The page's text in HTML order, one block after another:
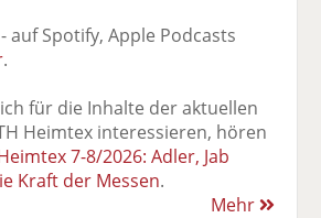
auf Spotify, Apple Podcasts
.
für die Inhalte der aktuellen
Heimtex interessieren, hören
7-8/2026: Adler, Jab
Kraft der Messen.
Mehr